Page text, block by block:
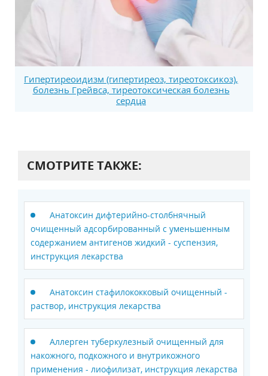
Гипертиреоидизм (гипертиреоз, тиреотоксикоз),
болезнь Грейвса, тиреотоксическая болезнь
сердца
СМОТРИТЕ ТАКЖЕ:
Анатоксин дифтерийно-столбнячный
очищенный адсорбированный c уменьшенным
содержанием антигенов жидкий - суспензия,
инструкция лекарства
Анатоксин стафилококковый очищенный -
раствор, инструкция лекарства
Аллерген туберкулезный очищенный для
накожного, подкожного и внутрикожного
применения - лиофилизат, инструкция лекарства